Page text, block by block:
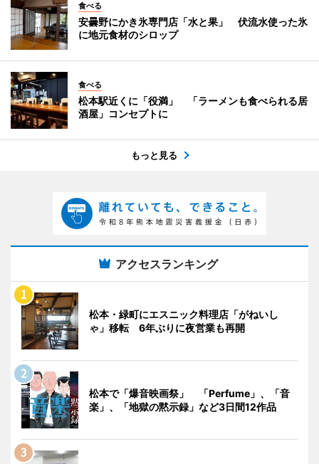
食べる
安曇野にかき氷専門店「水と果」 伏流水使った氷
に地元食材のシロップ
食べる
松本駅近くに「役満」 「ラーメンも食べられる居
酒屋」コンセプトに
もっと見る
アクセスランキング
松本・緑町にエスニック料理店「がねいし
ゃ」移転 6年ぶりに夜営業も再開
松本で「爆音映画祭」 「Perfume」、「音
楽」、「地獄の黙示録」など3日間12作品